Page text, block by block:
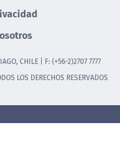
CHILE | F: (+56-2)2707 7777
LOS DERECHOS RESERVADOS